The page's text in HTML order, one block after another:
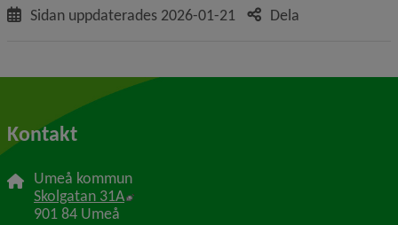
Sidan uppdaterades 2026-01-21 Dela
Kontakt
Umeå kommun
Skolgatan 31A Länk till annan webbplats, öppnas i nytt
901 84 Umeå